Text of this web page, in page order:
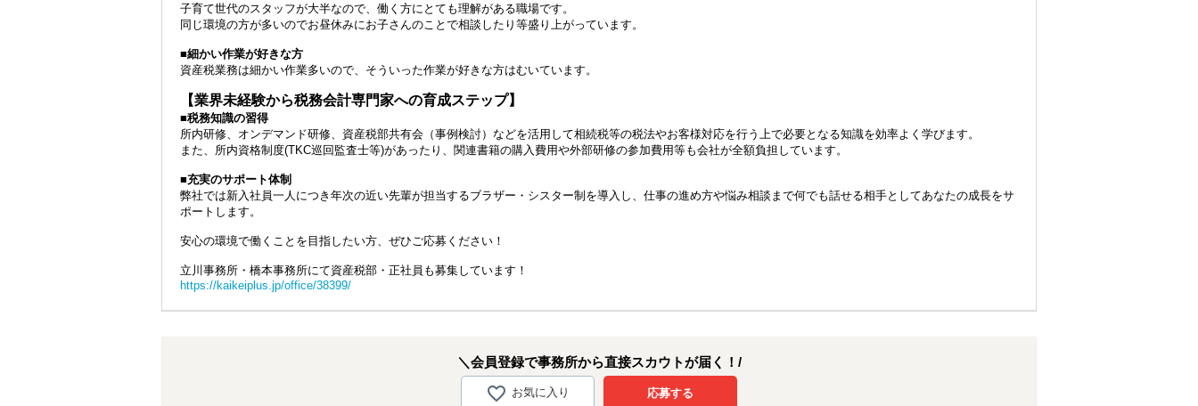
子育て世代のスタッフが大半なので、働く方にとても理解がある職場です。
同じ環境の方が多いのでお昼休みにお子さんのことで相談したり等盛り上がっています。
■細かい作業が好きな方
資産税業務は細かい作業多いので、そういった作業が好きな方はむいています。
【業界未経験から税務会計専門家への育成ステップ】
■税務知識の習得
所内研修、オンデマンド研修、資産税部共有会（事例検討）などを活用して相続税等の税法やお客様対応を行う上で必要となる知識を効率よく学びます。
また、所内資格制度(TKC巡回監査士等)があったり、関連書籍の購入費用や外部研修の参加費用等も会社が全額負担しています。
■充実のサポート体制
弊社では新入社員一人につき年次の近い先輩が担当するブラザー・シスター制を導入し、仕事の進め方や悩み相談まで何でも話せる相手としてあなたの成長をサ
ポートします。
安心の環境で働くことを目指したい方、ぜひご応募ください！
立川事務所・橋本事務所にて資産税部・正社員も募集しています！
https://kaikeiplus.jp/office/38399/
＼会員登録で事務所から直接スカウトが届く！/
お気に入り 応募する